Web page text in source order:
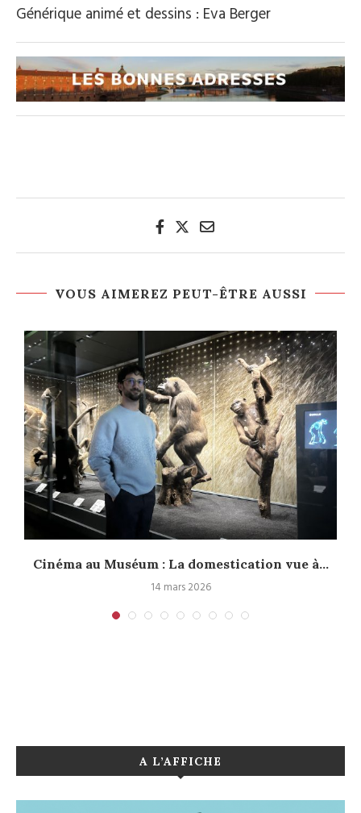
Générique animé et dessins : Eva Berger
VOUS AIMEREZ PEUT-ÊTRE AUSSI
Cinéma au Muséum : La domestication vue à...
14 mars 2026
A L’AFFICHE